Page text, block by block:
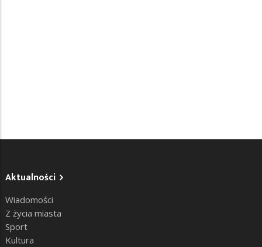
Aktualności
Wiadomości
Z życia miasta
Sport
Kultura